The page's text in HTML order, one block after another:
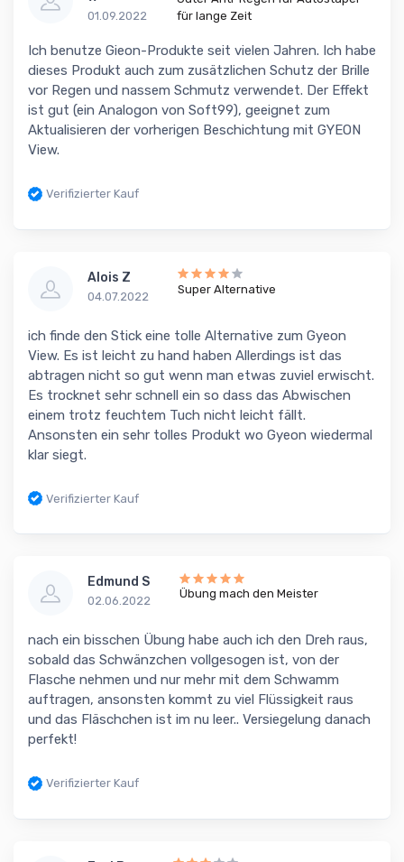
01.09.2022
für lange Zeit
Ich benutze Gieon-Produkte seit vielen Jahren. Ich habe
dieses Produkt auch zum zusätzlichen Schutz der Brille
vor Regen und nassem Schmutz verwendet. Der Effekt
ist gut (ein Analogon von Soft99), geeignet zum
Aktualisieren der vorherigen Beschichtung mit GYEON
View.
Verifizierter Kauf
Alois Z
04.07.2022
Super Alternative
ich finde den Stick eine tolle Alternative zum Gyeon
View. Es ist leicht zu hand haben Allerdings ist das
abtragen nicht so gut wenn man etwas zuviel erwischt.
Es trocknet sehr schnell ein so dass das Abwischen
einem trotz feuchtem Tuch nicht leicht fällt.
Ansonsten ein sehr tolles Produkt wo Gyeon wiedermal
klar siegt.
Verifizierter Kauf
Edmund S
02.06.2022
Übung mach den Meister
nach ein bisschen Übung habe auch ich den Dreh raus,
sobald das Schwänzchen vollgesogen ist, von der
Flasche nehmen und nur mehr mit dem Schwamm
auftragen, ansonsten kommt zu viel Flüssigkeit raus
und das Fläschchen ist im nu leer.. Versiegelung danach
perfekt!
Verifizierter Kauf